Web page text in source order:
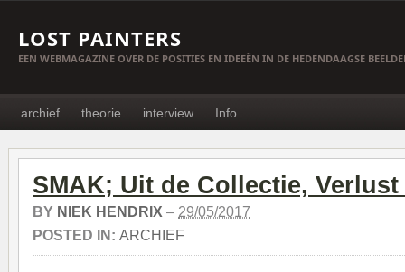
LOST PAINTERS
EEN WEBMAGAZINE OVER DE POSITIES EN IDEEËN IN DE HEDENDAAGSE
archief theorie interview Info
SMAK; Uit de Collectie,
BY NIEK HENDRIX – 29/05/2017
POSTED IN: ARCHIEF